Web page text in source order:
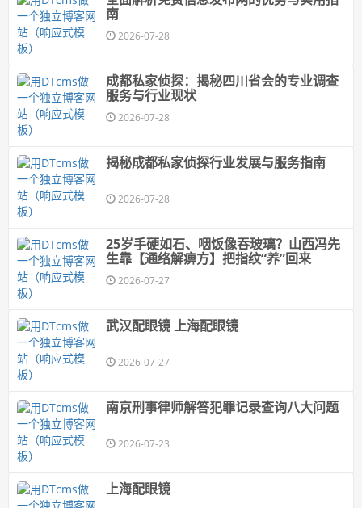
南
2026-07-28
成都私家侦探：揭秘四川省会的专业调查
服务与行业现状
2026-07-28
揭秘成都私家侦探行业发展与服务指南
2026-07-28
25岁手硬如石、咽饭像吞玻璃？山西冯先
生靠【通络解痹方】把指纹“养”回来
2026-07-27
武汉配眼镜 上海配眼镜
2026-07-27
南京刑事律师解答犯罪记录查询八大问题
2026-07-23
上海配眼镜